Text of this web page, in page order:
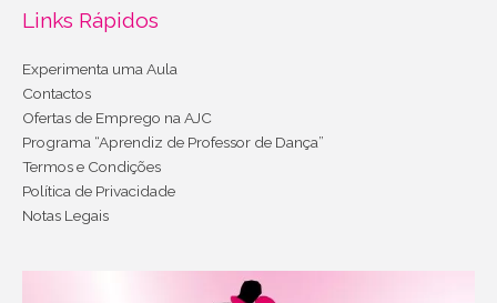
Links Rápidos
Experimenta uma Aula
Contactos
Ofertas de Emprego na AJC
Programa “Aprendiz de Professor de Dança”
Termos e Condições
Política de Privacidade
Notas Legais